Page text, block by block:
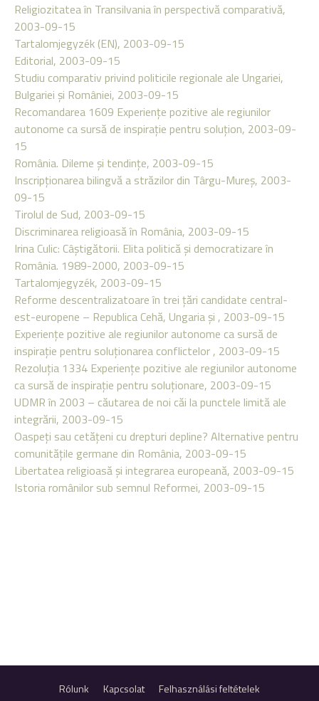
Religiozitatea în Transilvania în perspectivă comparativă,
2003-09-15
Tartalomjegyzék (EN), 2003-09-15
Editorial, 2003-09-15
Studiu comparativ privind politicile regionale ale Ungariei,
Bulgariei şi României, 2003-09-15
Recomandarea 1609 Experienţe pozitive ale regiunilor
autonome ca sursă de inspiraţie pentru soluţion, 2003-09-
15
România. Dileme şi tendinţe, 2003-09-15
Inscripţionarea bilingvă a străzilor din Târgu-Mureş, 2003-
09-15
Tirolul de Sud, 2003-09-15
Discriminarea religioasă în România, 2003-09-15
Irina Culic: Câştigătorii. Elita politică şi democratizare în
România. 1989-2000, 2003-09-15
Tartalomjegyzék, 2003-09-15
Reforme descentralizatoare în trei ţări candidate central-
est-europene – Republica Cehă, Ungaria şi , 2003-09-15
Experienţe pozitive ale regiunilor autonome ca sursă de
inspiraţie pentru soluţionarea conflictelor , 2003-09-15
Rezoluţia 1334 Experienţe pozitive ale regiunilor autonome
ca sursă de inspiraţie pentru soluţionare, 2003-09-15
UDMR în 2003 – căutarea de noi căi la punctele limită ale
integrării, 2003-09-15
Oaspeţi sau cetăţeni cu drepturi depline? Alternative pentru
comunităţile germane din România, 2003-09-15
Libertatea religioasă şi integrarea europeană, 2003-09-15
Istoria românilor sub semnul Reformei, 2003-09-15
Rólunk Kapcsolat
Felhasználási feltételek